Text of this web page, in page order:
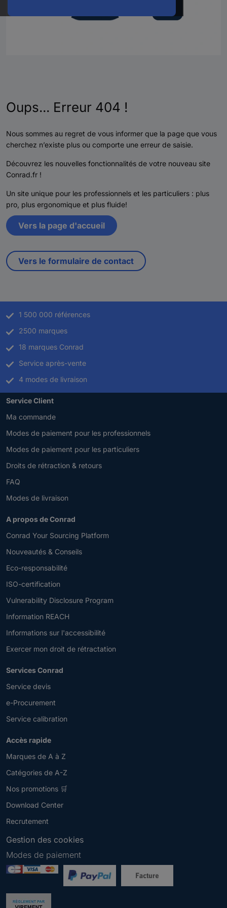
Oups... Erreur 404 !
Nous sommes au regret de vous informer que la page que vous
cherchez n’existe plus ou comporte une erreur de saisie.
Découvrez les nouvelles fonctionnalités de votre nouveau site
Conrad.fr !
Un site unique pour les professionnels et les particuliers : plus
pro, plus ergonomique et plus fluide!
Vers la page d'accueil
Vers le formulaire de contact
1 500 000 références
2500 marques
18 marques Conrad
Service après-vente
4 modes de livraison
Service Client
Ma commande
Modes de paiement pour les professionnels
Modes de paiement pour les particuliers
Droits de rétraction & retours
FAQ
Modes de livraison
A propos de Conrad
Conrad Your Sourcing Platform
Nouveautés & Conseils
Eco-responsabilité
ISO-certification
Vulnerability Disclosure Program
Information REACH
Informations sur l'accessibilité
Exercer mon droit de rétractation
Services Conrad
Service devis
e-Procurement
Service calibration
Accès rapide
Marques de A à Z
Catégories de A-Z
Nos promotions 🛒
Download Center
Recrutement
Gestion des cookies
Newsletter
e
Modes de paiement